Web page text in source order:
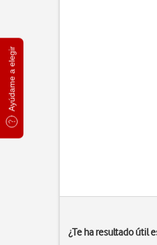
Ayúdame a elegir
¿Te ha resultado útil